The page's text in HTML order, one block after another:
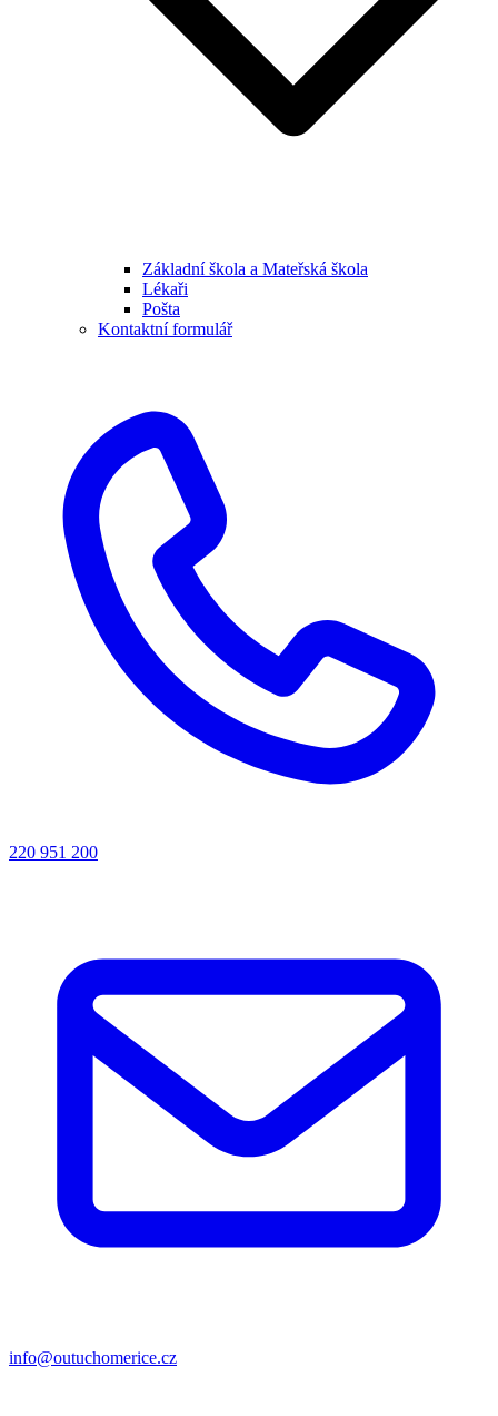
Základní škola a Mateřská škola
Lékaři
Pošta
Kontaktní formulář
220 951 200
info@outuchomerice.cz